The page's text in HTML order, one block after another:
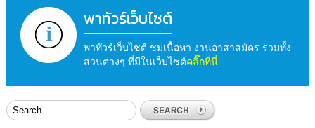
พาทัวร์เว็บไซต์
พาทัวร์เว็บไซต์ ชมเนื้อหา งานอาสาสมัคร รวมทั้ง
ส่วนต่างๆ ที่มีในเว็บไซต์คลิ๊กที่นี่